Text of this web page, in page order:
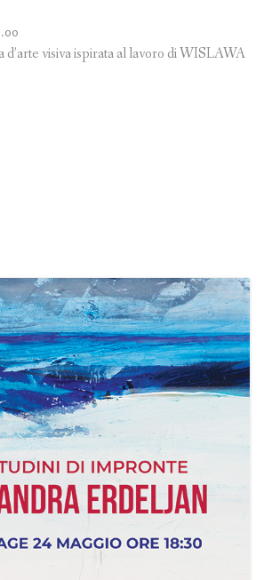
d’arte visiva ispirata al lavoro di WISLAWA